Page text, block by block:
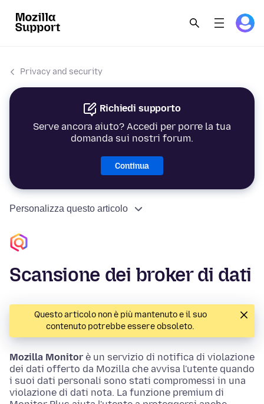
Privacy and security
Richiedi supporto
Serve ancora aiuto? Accedi per porre la tua
domanda sui nostri forum.
Continua
Personalizza questo articolo
Scansione dei broker di dati
Questo articolo non è più mantenuto e il suo
contenuto potrebbe essere obsoleto.
Mozilla Monitor è un servizio di notifica di violazione
dei dati offerto da Mozilla che avvisa l'utente quando
i suoi dati personali sono stati compromessi in una
violazione di dati nota. La funzione premium di